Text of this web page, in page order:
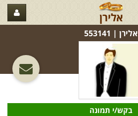
אלירן
אלירן‏ | 553141
בקש/י תמונה